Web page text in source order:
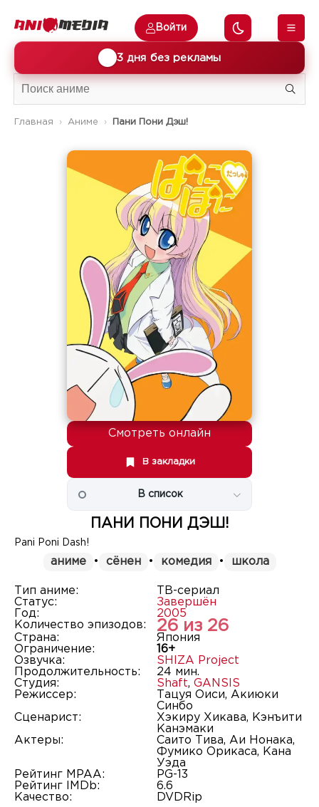
3 дня без рекламы
Войти
Главная Аниме Пани Пони Дэш!
Смотреть онлайн
В закладки
В список
ПАНИ ПОНИ ДЭШ!
Pani Poni Dash!
аниме • сёнен • комедия • школа
Тип аниме:
ТВ-сериал
Статус:
Завершён
Год:
2005
Количество эпизодов:
26 из 26
Страна:
Япония
Ограничение:
16+
Озвучка:
SHIZA Project
Продолжительность:
24 мин.
Студия:
Shaft, GANSIS
Режиссер:
Тацуя Оиси, Акиюки
Синбо
Сценарист:
Хэкиру Хикава, Кэнъити
Канэмаки
Актеры:
Саито Тива, Аи Нонака,
Фумико Орикаса, Кана
Уэда
Рейтинг MPAA:
PG-13
Рейтинг IMDb:
6.6
Качество:
DVDRip